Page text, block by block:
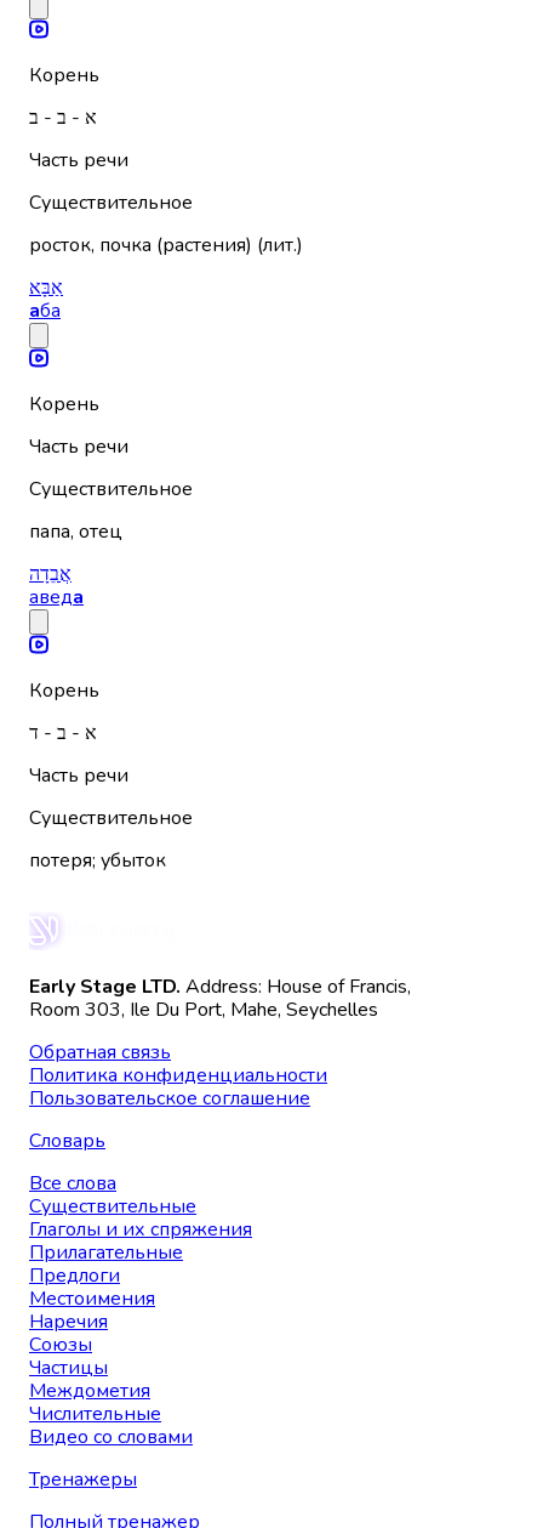
Корень
א - ב - ב
Часть речи
Существительное
росток, почка (растения) (лит.)
אַבָּא
аба
Корень
Часть речи
Существительное
папа, отец
אֲבֵדָה
аведа
Корень
א - ב - ד
Часть речи
Существительное
потеря; убыток
Early Stage LTD. Address: House of Francis,
Room 303, Ile Du Port, Mahe, Seychelles
Обратная связь
Политика конфиденциальности
Пользовательское соглашение
Словарь
Все слова
Существительные
Глаголы и их спряжения
Прилагательные
Предлоги
Местоимения
Наречия
Союзы
Частицы
Междометия
Числительные
Видео со словами
Тренажеры
Полный тренажер